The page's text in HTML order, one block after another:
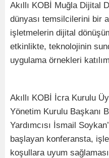
Akıllı KOBİ Muğla Dijital
dünyası temsilcilerini bir
işletmelerin dijital
etkinlikte, teknolojinin
uygulama örnekleri
Akıllı KOBİ İcra Kurulu
Yönetim Kurulu Başkanı
Yardımcısı İsmail
başlayan konferansta,
koşullara uyum